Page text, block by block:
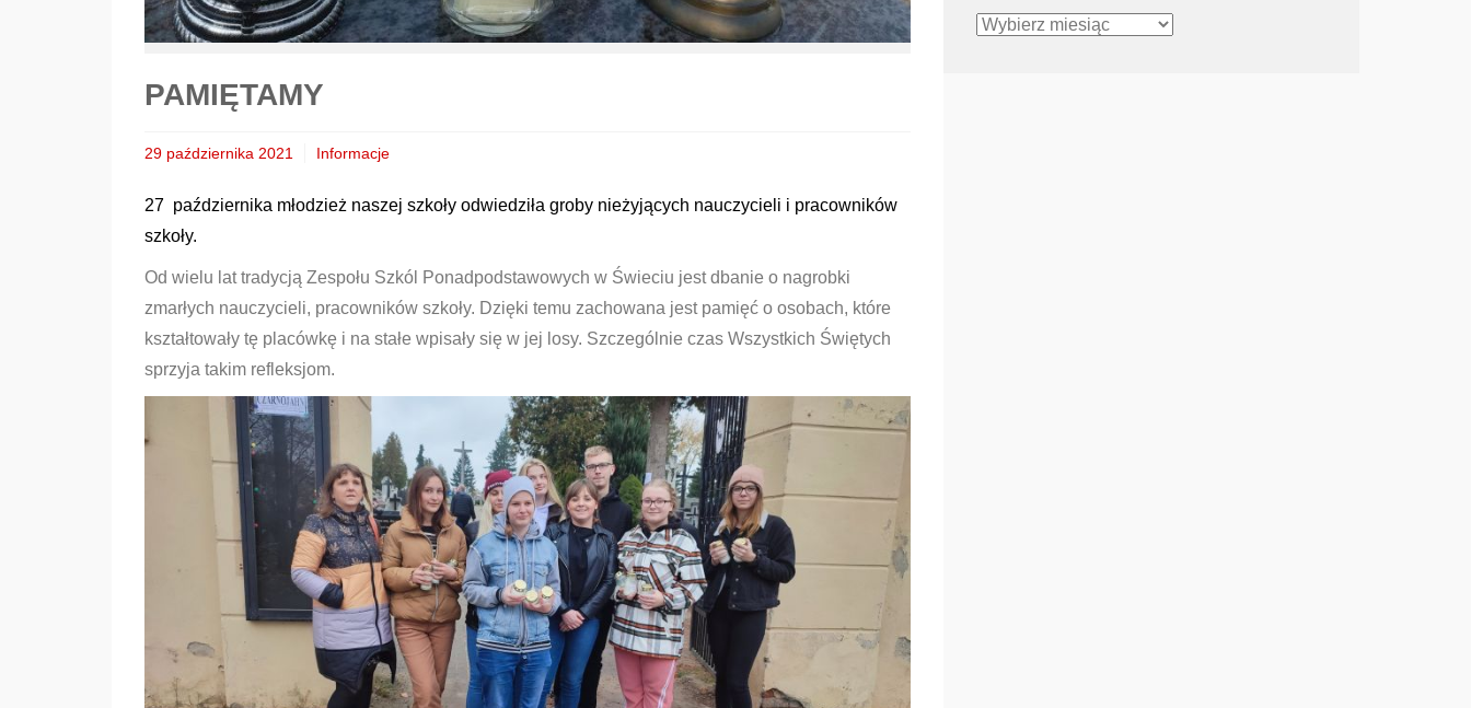
PAMIĘTAMY
29 października 2021 Informacje
27 października młodzież naszej szkoły odwiedziła groby nieżyjących nauczycieli i pracowników
szkoły.
Od wielu lat tradycją Zespołu Szkól Ponadpodstawowych w Świeciu jest dbanie o nagrobki
zmarłych nauczycieli, pracowników szkoły. Dzięki temu zachowana jest pamięć o osobach, które
kształtowały tę placówkę i na stałe wpisały się w jej losy. Szczególnie czas Wszystkich Świętych
sprzyja takim refleksjom.
ARCHIWA